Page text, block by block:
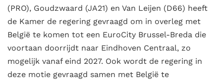
(PRO), Goudzwaard (JA21) en Van Leijen (D66) heeft
de Kamer de regering gevraagd om in overleg met
België te komen tot een EuroCity Brussel-Breda die
voortaan doorrijdt naar Eindhoven Centraal, zo
mogelijk vanaf eind 2027. Ook wordt de regering in
deze motie gevraagd samen met België te